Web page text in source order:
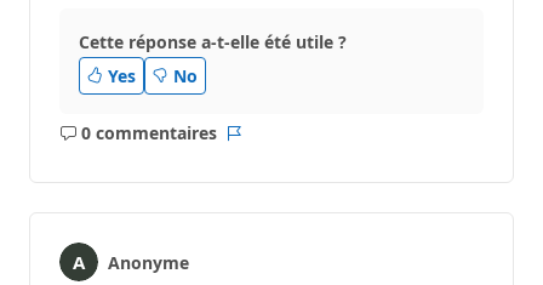
Cette réponse a-t-elle été utile ?
Yes
No
0 commentaires
Aucun
Anonyme